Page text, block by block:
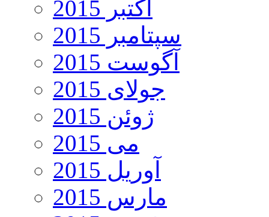
اکتبر 2015
سپتامبر 2015
آگوست 2015
جولای 2015
ژوئن 2015
می 2015
آوریل 2015
مارس 2015